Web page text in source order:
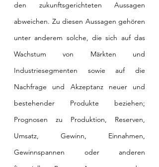
den zukunftsgerichteten Aussagen
abweichen. Zu diesen Aussagen gehören
unter anderem solche, die sich auf das
Wachstum von Märkten und
Industriesegmenten sowie auf die
Nachfrage und Akzeptanz neuer und
bestehender Produkte beziehen;
Prognosen zu Produktion, Reserven,
Umsatz, Gewinn, Einnahmen,
Gewinnspannen oder anderen